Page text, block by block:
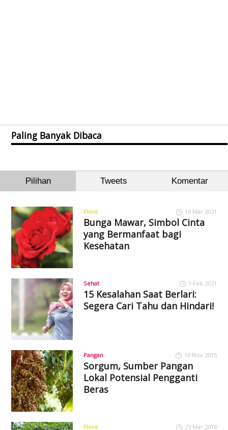
Paling Banyak Dibaca
Pilihan Tweets Komentar
Flora 13 Mar 2021
Bunga Mawar, Simbol Cinta
yang Bermanfaat bagi
Kesehatan
Sehat 1 Feb 2021
15 Kesalahan Saat Berlari:
Segera Cari Tahu dan Hindari!
Pangan 10 Nov 2015
Sorgum, Sumber Pangan
Lokal Potensial Pengganti
Beras
Flora 23 Mar 2018